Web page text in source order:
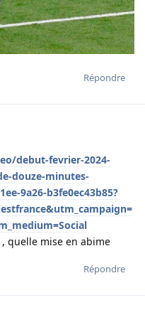
Répondre
debut-fevrier-2024-
douze-minutes-
9a26-b3fe0ec43b85?
quelle mise en abime
Répondre